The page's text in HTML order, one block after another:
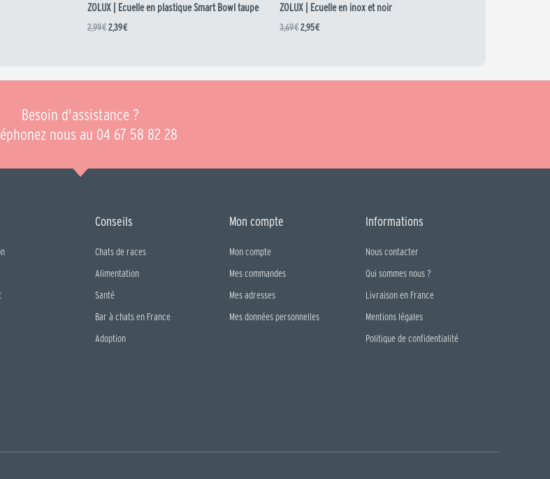
ZOLUX | Ecuelle en plastique Smart Bowl taupe
2,99€ 2,39€
ZOLUX | Ecuelle en inox et noir
3,69€ 2,95€
Besoin d'assistance ?
nous au 04 67 58 82 28
Conseils
Chats de races
Alimentation
Santé
Bar à chats en France
Adoption
Mon compte
Mon compte
Mes commandes
Mes adresses
Mes données personnelles
Informations
Nous contacter
Qui sommes nous ?
Livraison en France
Mentions légales
Politique de confidentialité